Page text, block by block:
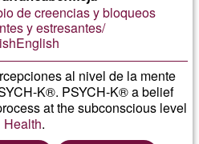
de creencias y bloqueos
y estresantes/
al nivel de la mente
K®. PSYCH-K® a belief
at the subconscious level
Health.